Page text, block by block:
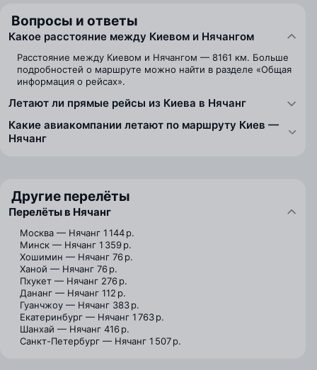
Вопросы и ответы
Какое расстояние между Киевом и Нячангом
Расстояние между Киевом и Нячангом — 8161 км. Больше
подробностей о маршруте можно найти в разделе «Общая
информация о рейсах».
Летают ли прямые рейсы из Киева в Нячанг
Какие авиакомпании летают по маршруту Киев —
Нячанг
Другие перелёты
Перелёты в Нячанг
Москва — Нячанг 1 144 р.
Минск — Нячанг 1 359 р.
Хошимин — Нячанг 76 р.
Ханой — Нячанг 76 р.
Пхукет — Нячанг 276 р.
Дананг — Нячанг 112 р.
Гуанчжоу — Нячанг 383 р.
Екатеринбург — Нячанг 1 763 р.
Шанхай — Нячанг 416 р.
Санкт-Петербург — Нячанг 1 507 р.